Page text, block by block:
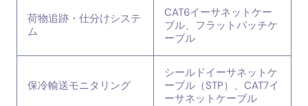
荷物追跡・仕分けシステ
ム
CAT6イーサネットケー
ブル、フラットパッチケ
ーブル
保冷輸送モニタリング
シールドイーサネットケ
ーブル（STP）、CAT7イ
ーサネットケーブル